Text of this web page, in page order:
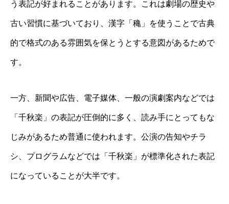
う表記が好まれることがあります。これは劇場の歴史や
古い習慣に基づいており、漢字「穐」を使うことで古典
的で格式のある雰囲気を保とうとする意図があるためで
す。
一方、新聞や広告、電子媒体、一般の演劇案内などでは
「千秋楽」の表記が圧倒的に多く、読み手にとってもな
じみがあるため普通に使われます。公演の告知やチラ
シ、プログラムなどでは「千秋楽」が標準化された表記
になっていることが大半です。